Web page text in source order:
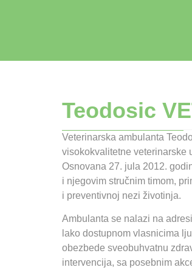
Teodosic
Veterinarska ambulanta
visokokvalitetne veterinarske
Osnovana 27. jula 2012.
i njegovim stručnim timom,
i preventivnoj nezi životinja.
Ambulanta se nalazi na
lako dostupnom vlasnicima
obezbede sveobuhvatnu
intervencija, sa posebnim